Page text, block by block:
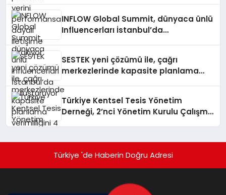
INFLOW Global Summit, dünyaca ünlü
Influencerları İstanbul’da
SESTEK yeni çözümü ile, çağrı
merkezlerinde kapasite planlama
Türkiye Kentsel Tesis Yönetim
Derneği, 2’nci Yönetim Kurulu Çalışma
Türkiye 'de Haberin Doğru Adresi